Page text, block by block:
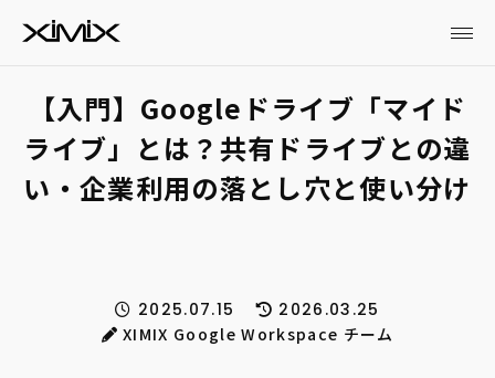
【入門】Googleドライブ「マイド
ライブ」とは？共有ドライブとの違
い・企業利用の落とし穴と使い分け
2025.07.15
2026.03.25
XIMIX Google Workspace チーム